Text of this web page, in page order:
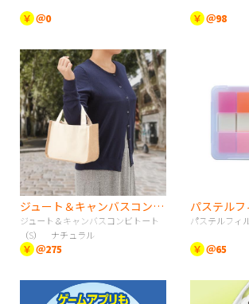
￥ ＠0 ￥ ＠98
ジュート＆キャンバスコンビトート（S） ナチュラル
ジュート＆キャンバスコンビトート
（S） ナチュラル
￥ ＠275
パステル
パステルフィ
￥ ＠65